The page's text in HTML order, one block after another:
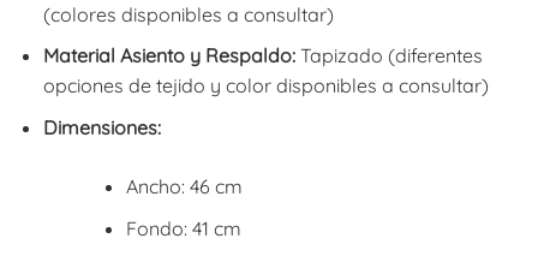
(colores disponibles a consultar)
Material Asiento y Respaldo:Tapizado (diferentes
opciones de tejido y color disponibles a consultar)
Dimensiones:
Ancho: 46 cm
Fondo: 41 cm